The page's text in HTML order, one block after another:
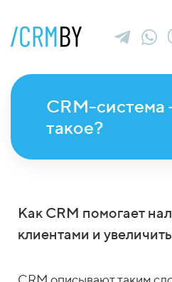
CRM-система
такое?
Как CRM помогает
клиентами и